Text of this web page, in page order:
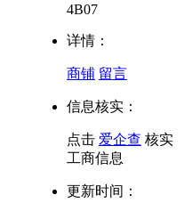
4B07
详情：
商铺 留言
信息核实：
点击 爱企查 核实
工商信息
更新时间：